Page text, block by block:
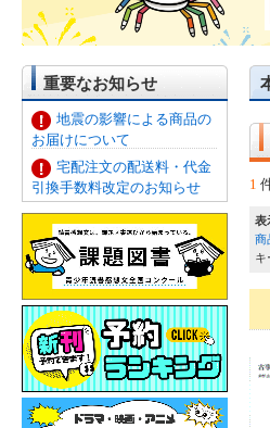
重要なお知らせ
地震の影響による商品の
お届けについて
宅配注文の配送料・代金
引換手数料改定のお知らせ
1
表
商
キ